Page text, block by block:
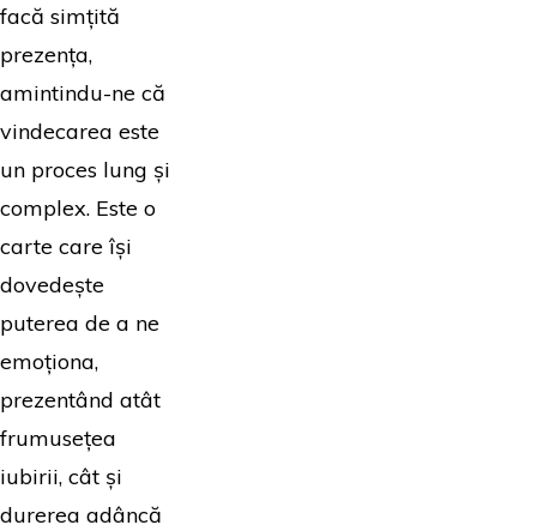
facă simțită
prezența,
amintindu-ne că
vindecarea este
un proces lung și
complex. Este o
carte care își
dovedește
puterea de a ne
emoționa,
prezentând atât
frumusețea
iubirii, cât și
durerea adâncă